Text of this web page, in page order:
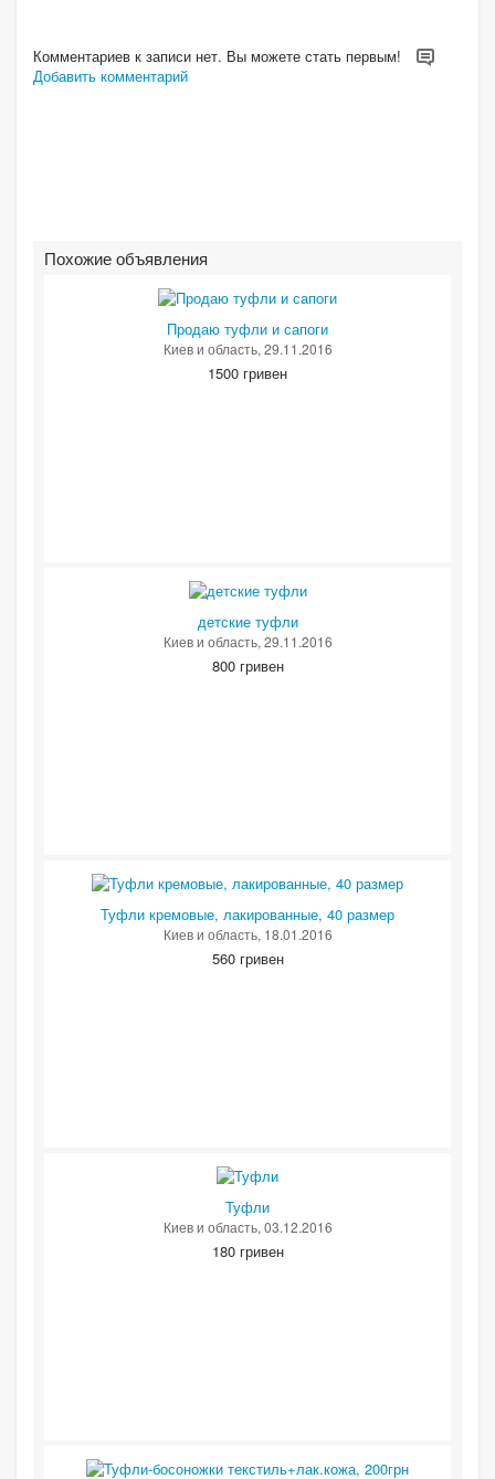
Комментариев к записи нет. Вы можете стать первым!
Добавить комментарий
Похожие объявления
Продаю туфли и сапоги
Киев и область, 29.11.2016
1500 гривен
детские туфли
Киев и область, 29.11.2016
800 гривен
Туфли кремовые, лакированные, 40 размер
Киев и область, 18.01.2016
560 гривен
Туфли
Киев и область, 03.12.2016
180 гривен